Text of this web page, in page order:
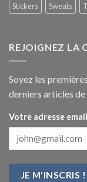
Stickers
Sweats
REJOIGNEZ LA
Soyez les
derniers articles
Votre adresse